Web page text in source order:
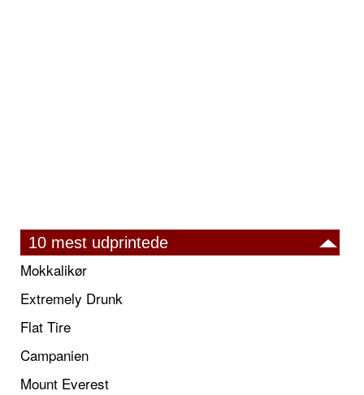
10 mest udprintede
Mokkalikør
Extremely Drunk
Flat Tire
Campanien
Mount Everest